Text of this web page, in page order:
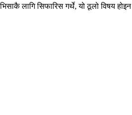
लागि सिफारिस गर्थे, यो ठूलो विषय होइन